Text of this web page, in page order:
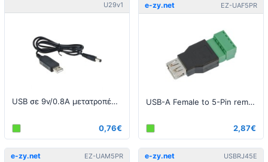
U29v1
USB σε 9v/0.8A μετατροπέας με 1 μέτρο καλώδιο
0,76€
e-zy.net EZ-UAF5PR
USB-A Female to 5-Pin removable terminal connector
2,87€
e-zy.net EZ-UAM5PR e-zy.net USBRJ45E